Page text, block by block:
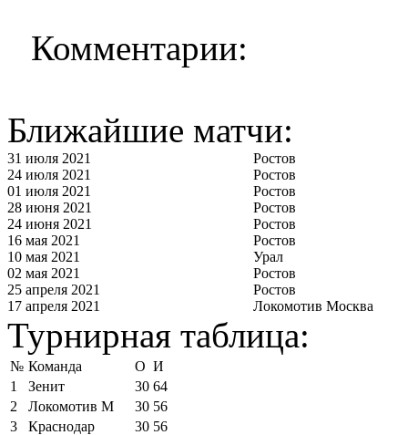
Комментарии:
Ближайшие матчи:
31 июля 2021
Ростов
24 июля 2021
Ростов
01 июля 2021
Ростов
28 июня 2021
Ростов
24 июня 2021
Ростов
16 мая 2021
Ростов
10 мая 2021
Урал
02 мая 2021
Ростов
25 апреля 2021
Ростов
17 апреля 2021
Локомотив Москва
Турнирная таблица:
№ Команда О И
1
Зенит 30 64
2
Локомотив М 30 56
3
Краснодар 30 56